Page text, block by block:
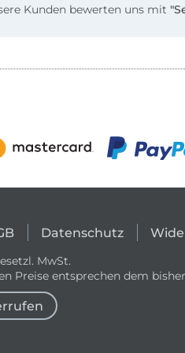
Kunden bewerten uns mit
Datenschutz
MwSt.
Preise entsprechen dem